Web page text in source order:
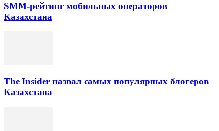
SMM-рейтинг мобильных операторов
Казахстана
The Insider назвал самых популярных блогеров
Казахстана